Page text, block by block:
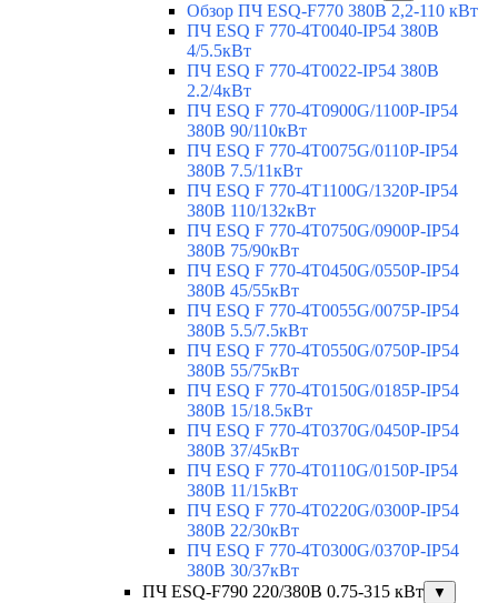
Обзор ПЧ ESQ-F770 380В 2,2-110 кВт
ПЧ ESQ F 770-4T0040-IP54 380В
4/5.5кВт
ПЧ ESQ F 770-4T0022-IP54 380В
2.2/4кВт
ПЧ ESQ F 770-4Т0900G/1100P-IP54
380В 90/110кВт
ПЧ ESQ F 770-4T0075G/0110P-IP54
380В 7.5/11кВт
ПЧ ESQ F 770-4T1100G/1320P-IP54
380В 110/132кВт
ПЧ ESQ F 770-4T0750G/0900P-IP54
380В 75/90кВт
ПЧ ESQ F 770-4T0450G/0550P-IP54
380В 45/55кВт
ПЧ ESQ F 770-4T0055G/0075P-IP54
380В 5.5/7.5кВт
ПЧ ESQ F 770-4T0550G/0750P-IP54
380В 55/75кВт
ПЧ ESQ F 770-4T0150G/0185P-IP54
380В 15/18.5кВт
ПЧ ESQ F 770-4T0370G/0450P-IP54
380В 37/45кВт
ПЧ ESQ F 770-4T0110G/0150P-IP54
380В 11/15кВт
ПЧ ESQ F 770-4T0220G/0300P-IP54
380В 22/30кВт
ПЧ ESQ F 770-4T0300G/0370P-IP54
380В 30/37кВт
ПЧ ESQ-F790 220/380В 0.75-315 кВт
▼